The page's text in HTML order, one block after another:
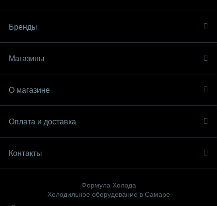
Бренды
Магазины
О магазине
Оплата и доставка
Контакты
Формула Холода
Холодильное оборудование в Самаре